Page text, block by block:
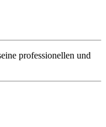
professionellen und